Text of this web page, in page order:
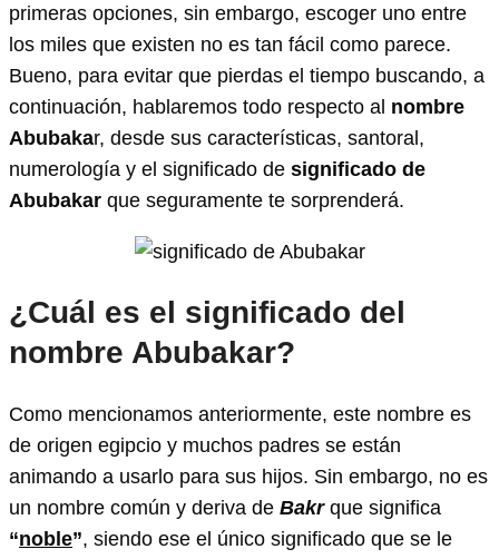
primeras opciones, sin embargo, escoger uno entre
los miles que existen no es tan fácil como parece.
Bueno, para evitar que pierdas el tiempo buscando, a
continuación, hablaremos todo respecto al nombre
Abubakar, desde sus características, santoral,
numerología y el significado de significado de
Abubakar que seguramente te sorprenderá.
¿Cuál es el significado del
nombre Abubakar?
Como mencionamos anteriormente, este nombre es
de origen egipcio y muchos padres se están
animando a usarlo para sus hijos. Sin embargo, no es
un nombre común y deriva de Bakr que significa
“noble”, siendo ese el único significado que se le